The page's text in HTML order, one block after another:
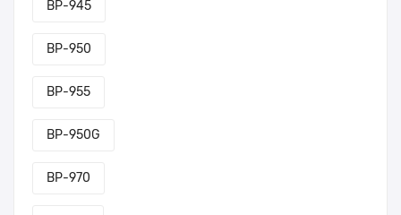
BP-945
BP-950
BP-955
BP-950G
BP-970